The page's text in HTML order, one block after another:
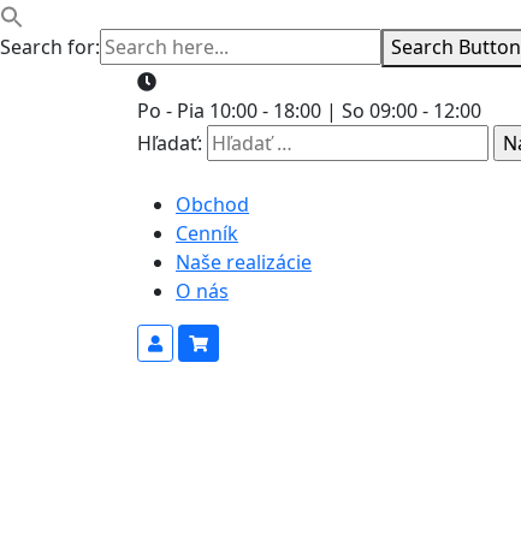
Search for: Search Button
Po - Pia 10:00 - 18:00 | So 09:00 - 12:00
Hľadať:
Obchod
Cenník
Naše realizácie
O nás